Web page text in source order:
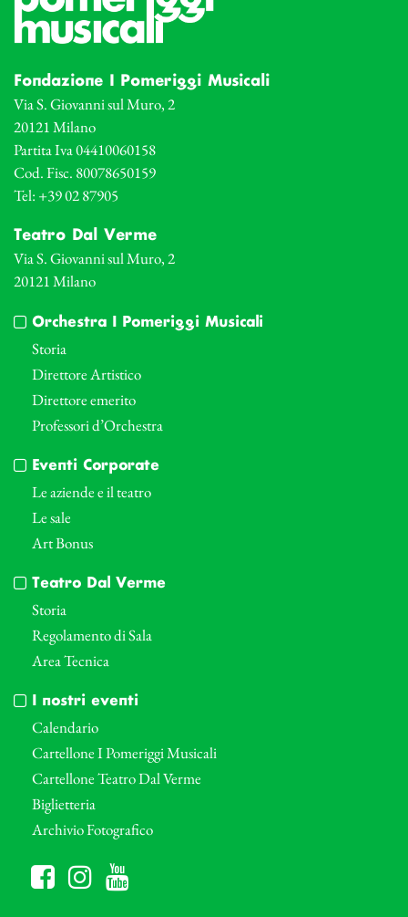
Fondazione I Pomeriggi Musicali
Via S. Giovanni sul Muro, 2
20121 Milano
Partita Iva 04410060158
Cod. Fisc. 80078650159
Tel: +39 02 87905
Teatro Dal Verme
Via S. Giovanni sul Muro, 2
20121 Milano
Orchestra I Pomeriggi Musicali
Storia
Direttore Artistico
Direttore emerito
Professori d’Orchestra
Eventi Corporate
Le aziende e il teatro
Le sale
Art Bonus
Teatro Dal Verme
Storia
Regolamento di Sala
Area Tecnica
I nostri eventi
Calendario
Cartellone I Pomeriggi Musicali
Cartellone Teatro Dal Verme
Biglietteria
Archivio Fotografico